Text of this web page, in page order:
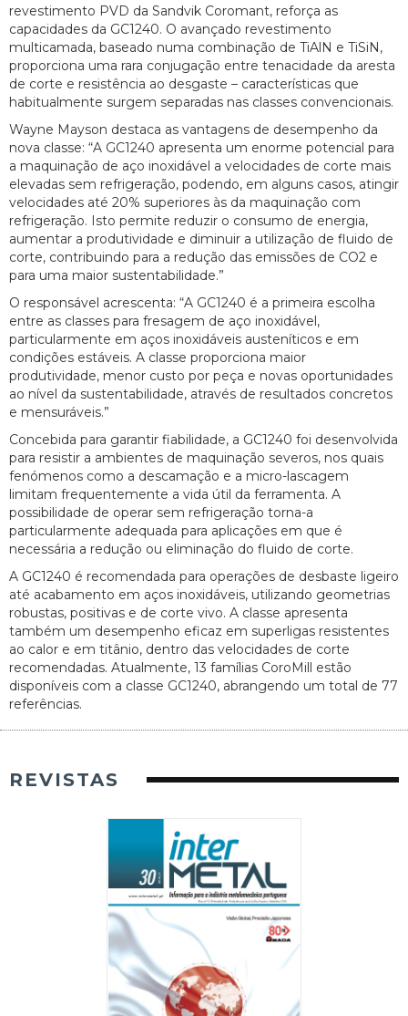
revestimento PVD da Sandvik Coromant, reforça as
capacidades da GC1240. O avançado revestimento
multicamada, baseado numa combinação de TiAlN e TiSiN,
proporciona uma rara conjugação entre tenacidade da aresta
de corte e resistência ao desgaste – características que
habitualmente surgem separadas nas classes convencionais.
Wayne Mayson destaca as vantagens de desempenho da
nova classe: “A GC1240 apresenta um enorme potencial para
a maquinação de aço inoxidável a velocidades de corte mais
elevadas sem refrigeração, podendo, em alguns casos, atingir
velocidades até 20% superiores às da maquinação com
refrigeração. Isto permite reduzir o consumo de energia,
aumentar a produtividade e diminuir a utilização de fluido de
corte, contribuindo para a redução das emissões de CO2 e
para uma maior sustentabilidade.”
O responsável acrescenta: “A GC1240 é a primeira escolha
entre as classes para fresagem de aço inoxidável,
particularmente em aços inoxidáveis austeníticos e em
condições estáveis. A classe proporciona maior
produtividade, menor custo por peça e novas oportunidades
ao nível da sustentabilidade, através de resultados concretos
e mensuráveis.”
Concebida para garantir fiabilidade, a GC1240 foi desenvolvida
para resistir a ambientes de maquinação severos, nos quais
fenómenos como a descamação e a micro-lascagem
limitam frequentemente a vida útil da ferramenta. A
possibilidade de operar sem refrigeração torna-a
particularmente adequada para aplicações em que é
necessária a redução ou eliminação do fluido de corte.
A GC1240 é recomendada para operações de desbaste ligeiro
até acabamento em aços inoxidáveis, utilizando geometrias
robustas, positivas e de corte vivo. A classe apresenta
também um desempenho eficaz em superligas resistentes
ao calor e em titânio, dentro das velocidades de corte
recomendadas. Atualmente, 13 famílias CoroMill estão
disponíveis com a classe GC1240, abrangendo um total de 77
referências.
REVISTAS